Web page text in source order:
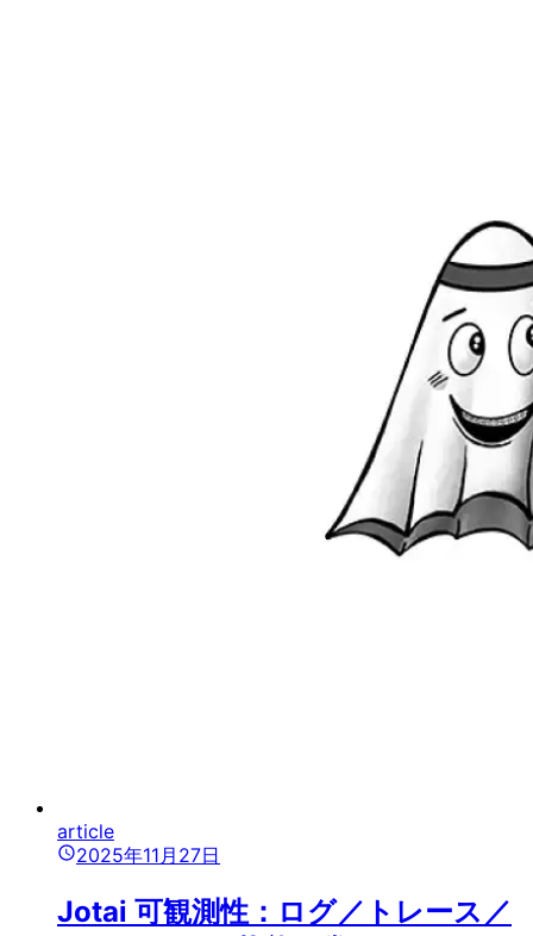
article
2025年11月27日
Jotai 可観測性：ログ／トレース／